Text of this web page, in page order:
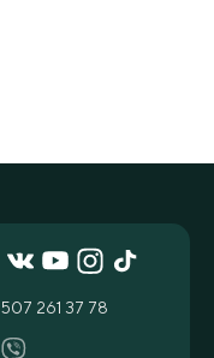
261 37 78